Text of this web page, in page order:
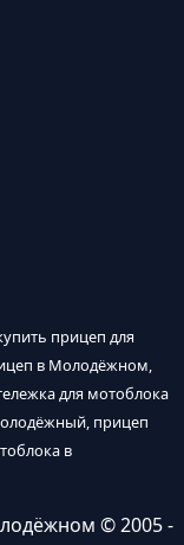
прицеп для
в Молодёжном,
для мотоблока
прицеп
в
© 2005 -